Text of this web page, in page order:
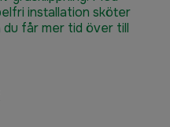
installation sköter
får mer tid över till